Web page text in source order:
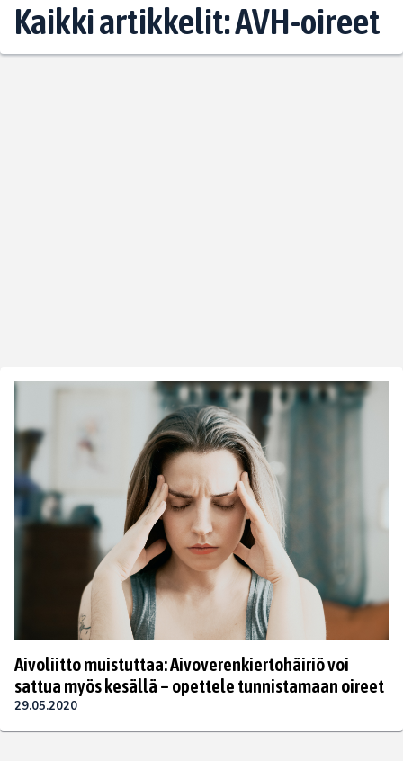
Kaikki artikkelit: AVH-oireet
Aivoliitto muistuttaa: Aivoverenkiertohäiriö voi
sattua myös kesällä – opettele tunnistamaan oireet
29.05.2020